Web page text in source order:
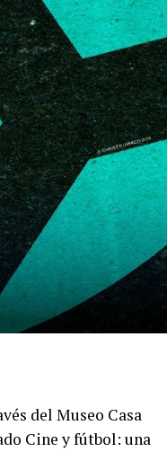
del Museo Casa
Cine y fútbol: una